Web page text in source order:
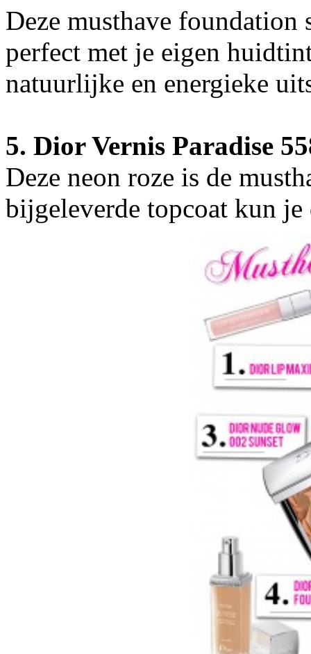
Deze musthave foundation
perfect met je eigen
natuurlijke en energieke
5. Dior Vernis Paradise
Deze neon roze is de
bijgeleverde topcoat kun je